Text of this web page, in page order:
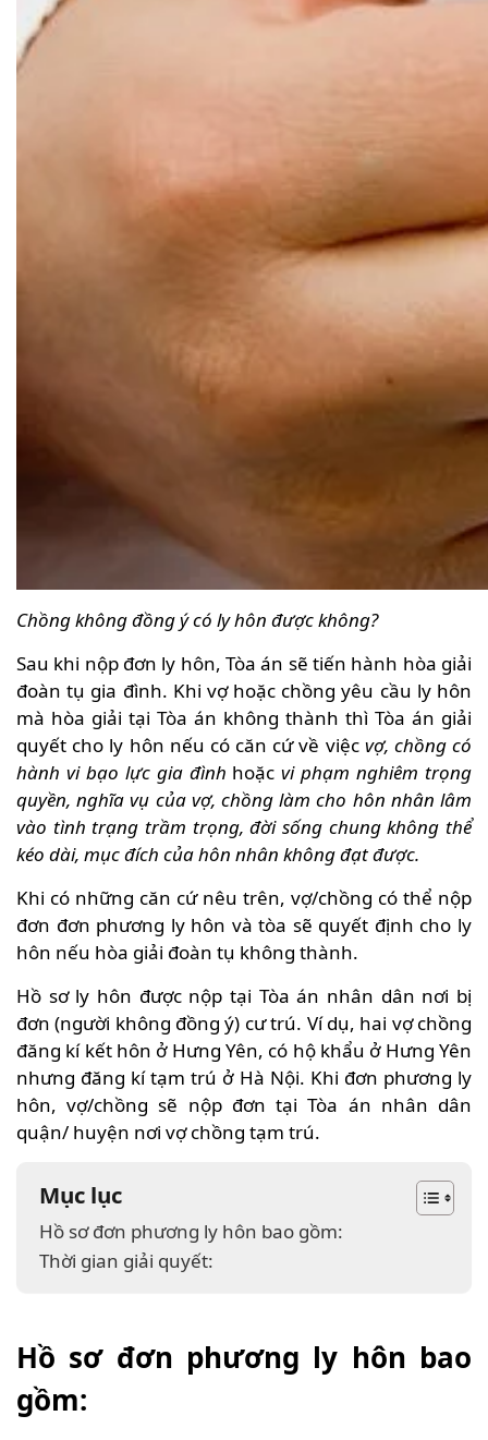
Chồng không đồng ý có ly hôn được không?
Sau khi nộp đơn ly hôn, Tòa án sẽ tiến hành hòa giải
đoàn tụ gia đình. Khi vợ hoặc chồng yêu cầu ly hôn
mà hòa giải tại Tòa án không thành thì Tòa án giải
quyết cho ly hôn nếu có căn cứ về việc vợ, chồng có
hành vi bạo lực gia đình hoặcvi phạm nghiêm trọng
quyền, nghĩa vụ của vợ, chồng làm cho hôn nhân lâm
vào tình trạng trầm trọng, đời sống chung không thể
kéo dài, mục đích của hôn nhân không đạt được.
Khi có những căn cứ nêu trên, vợ/chồng có thể nộp
đơn đơn phương ly hôn và tòa sẽ quyết định cho ly
hôn nếu hòa giải đoàn tụ không thành.
Hồ sơ ly hôn được nộp tại Tòa án nhân dân nơi bị
đơn (người không đồng ý) cư trú. Ví dụ, hai vợ chồng
đăng kí kết hôn ở Hưng Yên, có hộ khẩu ở Hưng Yên
nhưng đăng kí tạm trú ở Hà Nội. Khi đơn phương ly
hôn, vợ/chồng sẽ nộp đơn tại Tòa án nhân dân
quận/ huyện nơi vợ chồng tạm trú.
Mục lục
Hồ sơ đơn phương ly hôn bao gồm:
Thời gian giải quyết:
Hồ sơ đơn phương ly hôn bao
gồm: